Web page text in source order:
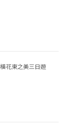
花東之美三日遊